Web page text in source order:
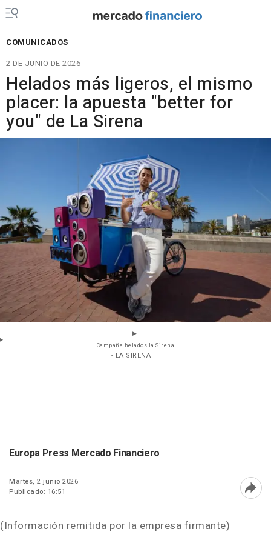
COMUNICADOS
2 DE JUNIO DE 2026
Helados más ligeros, el mismo
placer: la apuesta "better for
you" de La Sirena
Campaña helados la Sirena
- LA SIRENA
Europa Press Mercado Financiero
Martes, 2 junio 2026
Publicado: 16:51
(Información remitida por la empresa firmante)